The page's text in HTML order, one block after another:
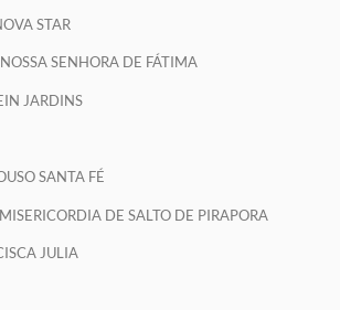
STAR
SENHORA DE FÁTIMA
JARDINS
SANTA FÉ
DE SALTO DE PIRAPORA
JULIA